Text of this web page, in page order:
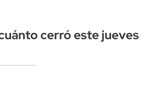
cerró este jueves